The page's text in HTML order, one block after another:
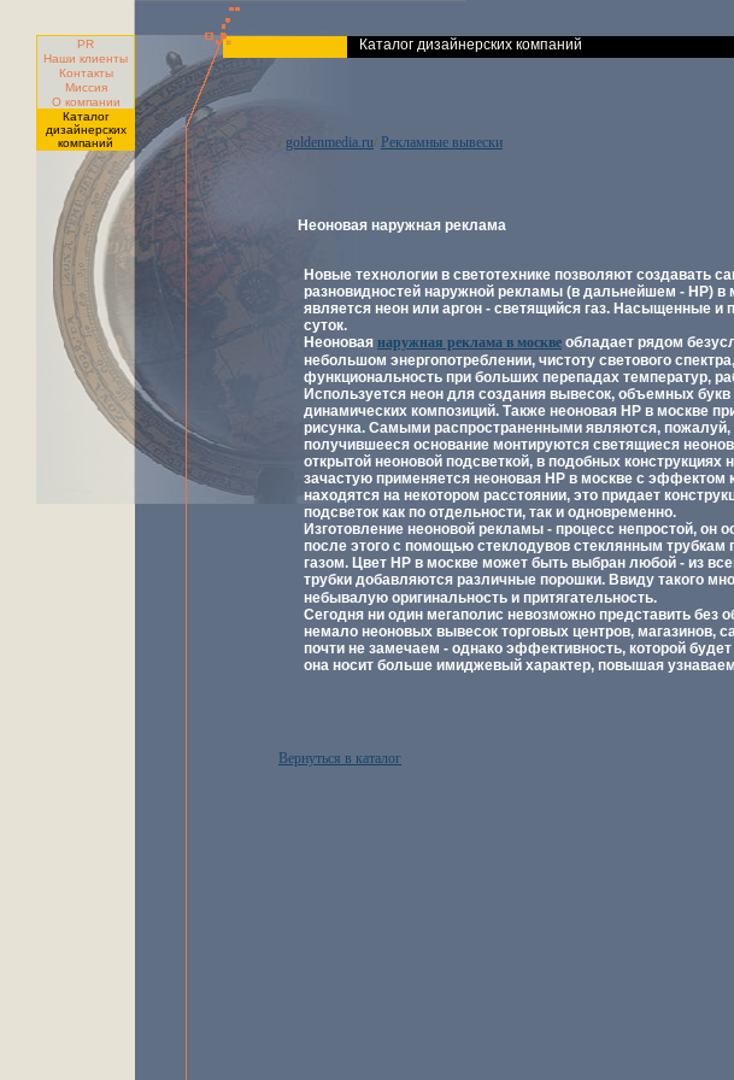
PR
Наши клиенты
Контакты
Миссия
О компании
Каталог
дизайнерских
компаний
Каталог дизайнерских компаний
/ goldenmedia.ru/ Рекламные вывески
Неоновая наружная реклама
Новые технологии в светотехнике позволяют
разновидностей наружной рекламы (в дальнейшем - НР) в
является неон или аргон - светящийся газ. Насыщенные
суток.
Неоновая наружная реклама в москве обладает рядом
небольшом энергопотреблении, чистоту светового
функциональность при больших перепадах температур,
Используется неон для создания вывесок, объемных
динамических композиций. Также неоновая НР в москве
рисунка. Самыми распространенными являются,
получившееся основание монтируются светящиеся
открытой неоновой подсветкой, в подобных
зачастую применяется неоновая НР в москве с эффектом
находятся на некотором расстоянии, это придает
подсветок как по отдельности, так и одновременно.
Изготовление неоновой рекламы - процесс непростой, он
после этого с помощью стеклодувов стеклянным
газом. Цвет НР в москве может быть выбран любой - из
трубки добавляются различные порошки. Ввиду такого
небывалую оригинальность и притягательность.
Сегодня ни один мегаполис невозможно представить
немало неоновых вывесок торговых центров, магазинов,
почти не замечаем - однако эффективность, которой
она носит больше имиджевый характер, повышая
Вернуться в каталог